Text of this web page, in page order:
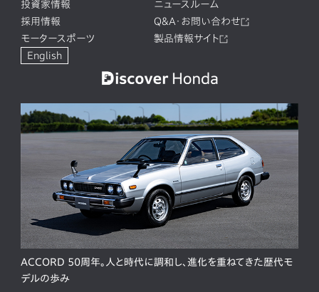
投資家情報
ニュースルーム
採用情報
Q&A・お問い合わせ
モータースポーツ
製品情報サイト
English
ACCORD 50周年。人と時代に調和し、進化を重ねてきた歴代モ
デルの歩み